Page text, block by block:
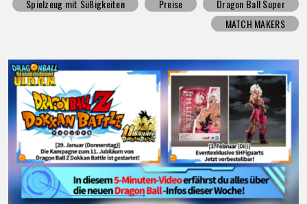
Spielzeug mit Süßigkeiten Preise
Dragon Ball Super
MATCH MAKERS